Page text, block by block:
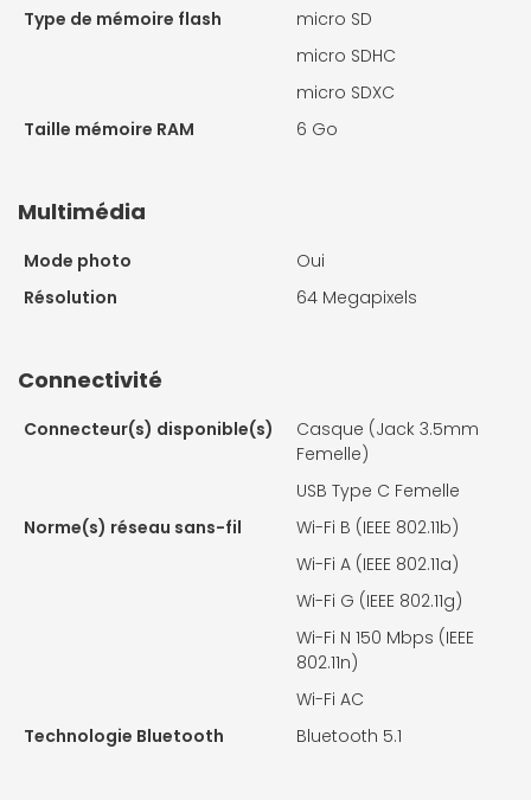
Type de mémoire flash
micro SD
micro SDHC
micro SDXC
Taille mémoire RAM
6 Go
Multimédia
Mode photo
Oui
Résolution
64 Megapixels
Connectivité
Connecteur(s) disponible(s)
Casque (Jack 3.5mm
Femelle)
USB Type C Femelle
Norme(s) réseau sans-fil
Wi-Fi B (IEEE 802.11b)
Wi-Fi A (IEEE 802.11a)
Wi-Fi G (IEEE 802.11g)
Wi-Fi N 150 Mbps (IEEE
802.11n)
Wi-Fi AC
Technologie Bluetooth
Bluetooth 5.1